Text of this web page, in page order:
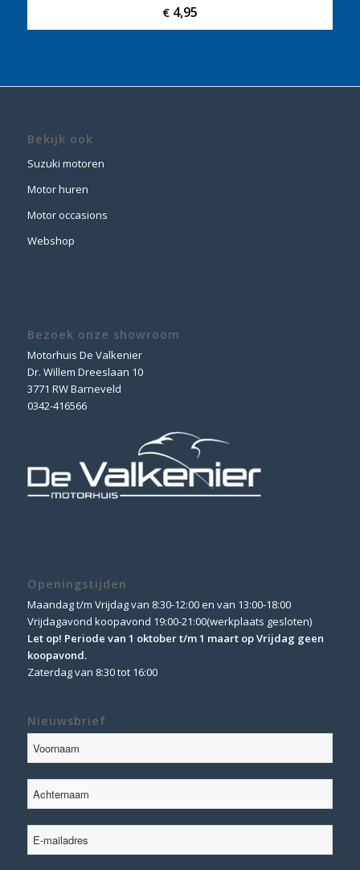
€4,95
Bekijk ook
Suzuki motoren
Motor huren
Motor occasions
Webshop
Bezoek onze showroom
Motorhuis De Valkenier
Dr. Willem Dreeslaan 10
3771 RW Barneveld
0342-416566
Openingstijden
Maandag t/m Vrijdag van 8:30-12:00 en van 13:00-18:00
Vrijdagavond koopavond 19:00-21:00(werkplaats gesloten)
Let op! Periode van 1 oktober t/m 1 maart op Vrijdag geen
koopavond.
Zaterdag van 8:30 tot 16:00
Nieuwsbrief